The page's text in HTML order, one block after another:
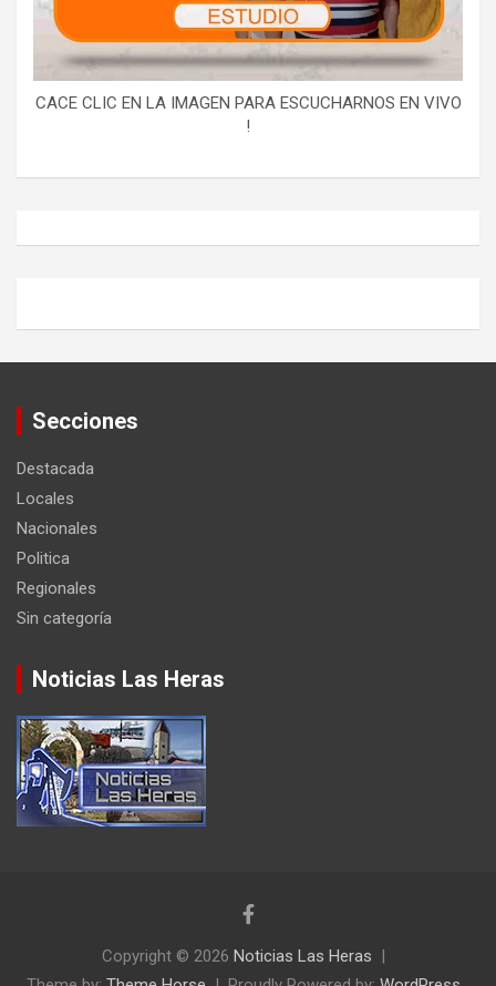
CACE CLIC EN LA IMAGEN PARA ESCUCHARNOS EN VIVO
!
Secciones
Destacada
Locales
Nacionales
Politica
Regionales
Sin categoría
Noticias Las Heras
Copyright © 2026 Noticias Las Heras